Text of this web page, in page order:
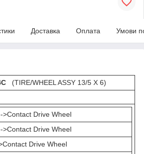
Доставка Оплата Умови
(TIRE/WHEEL ASSY 13/5 X 6)
>Contact Drive Wheel
>Contact Drive Wheel
Drive Wheel